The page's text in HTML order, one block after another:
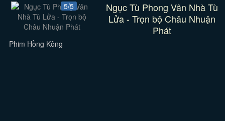
5/5
Ngục Tù Phong Vân Nhà Tù
Lửa - Trọn bộ Châu Nhuận
Phát
Phim Hồng Kông